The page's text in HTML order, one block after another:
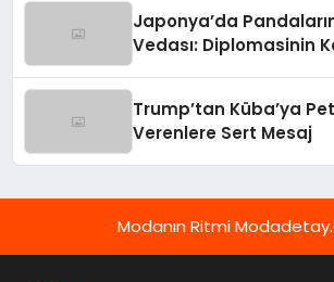
Japonya’da
Vedası: Diplomasinin
Trump’tan Küba’ya
Verenlere Sert Mesaj
Modanın Ritmi